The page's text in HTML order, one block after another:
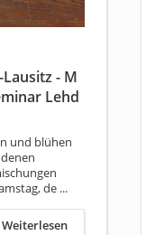
- M
Lehd
und blühen
de ...
Weiterlesen